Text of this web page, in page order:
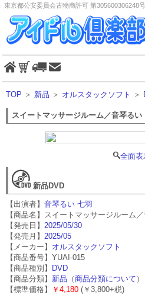
東京都公安委員会古物商許可 第305600306248号
TOP ＞ 新品 ＞ オルスタックソフト ＞
スイートマッサージルーム／音琴るい
全面表
新品DVD
【出演者】音琴るい 七羽
【商品名】スイートマッサージルーム
【発売日】2025/05/30
【発売月】2025/05
【メーカー】 オルスタックソフト
【商品番号】YUAI-015
【商品種別】
DVD
【商品分類】 新品 （商品分類について ）
【標準価格】
￥4,180 (￥3,800+税)